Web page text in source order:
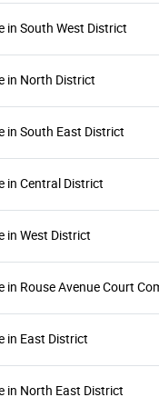
in South West District
in North District
in South East District
in Central District
in West District
Rouse Avenue Court
in East District
in North East District